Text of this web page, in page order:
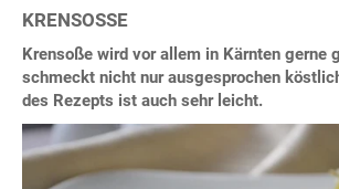
KRENSOSSE
Krensoße wird vor allem in Kärnten gerne
schmeckt nicht nur ausgesprochen
des Rezepts ist auch sehr leicht.